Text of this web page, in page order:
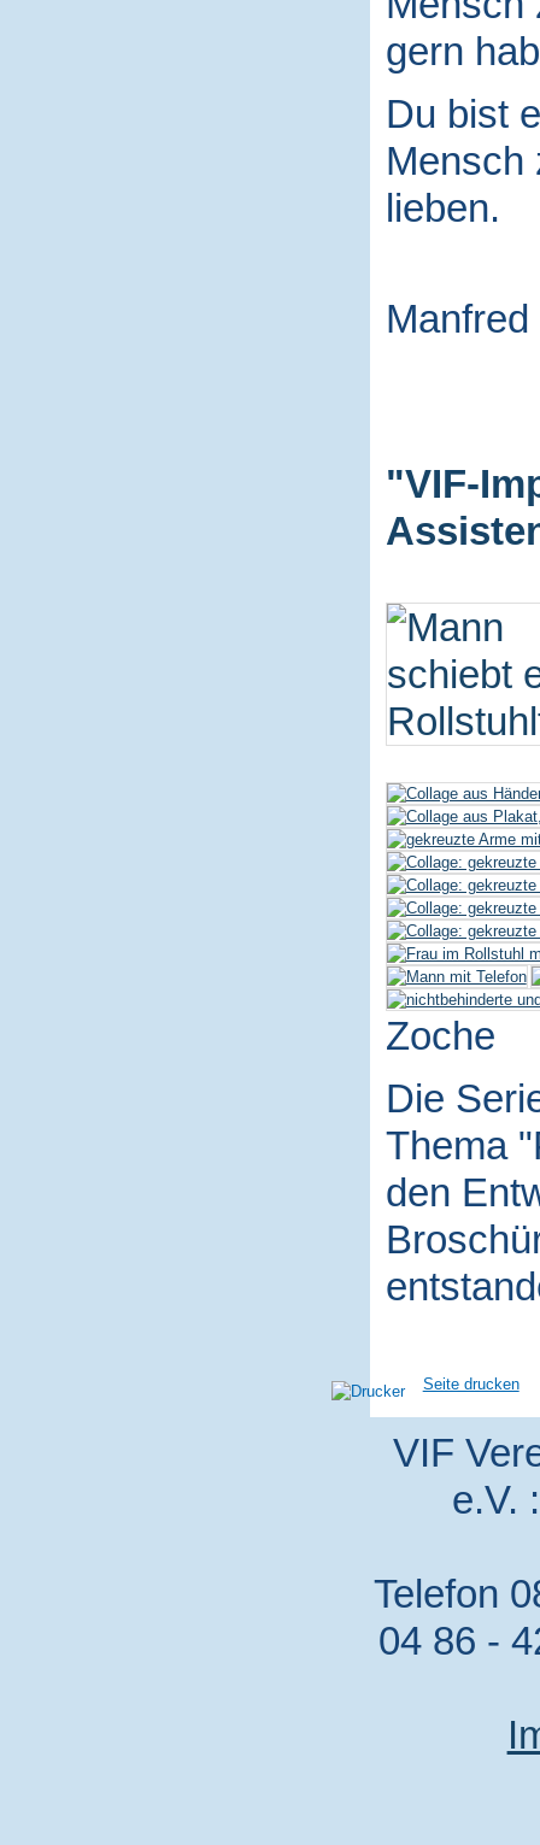
gern
Du bist
Mensch
lieben.
"VIF-
Zoche
Die
Thema
den
Seite drucken
VIF
e.V.
Telefon
04 86 -